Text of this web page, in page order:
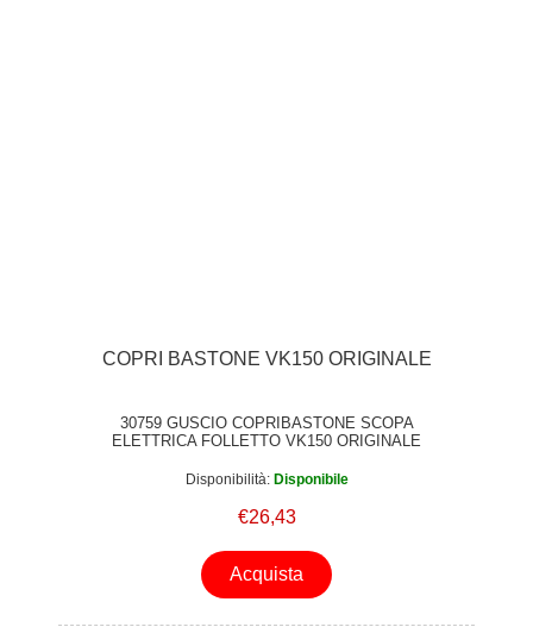
COPRI BASTONE VK150 ORIGINALE
30759 GUSCIO COPRIBASTONE SCOPA
ELETTRICA FOLLETTO VK150 ORIGINALE
Disponibilità: Disponibile
€26,43
Acquista